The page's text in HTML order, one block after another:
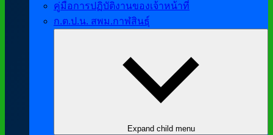
คู่มือการปฏิบัติงานของเจ้าหน้าที่
ก.ต.ป.น. สพม.กาฬสินธุ์
Expand child menu